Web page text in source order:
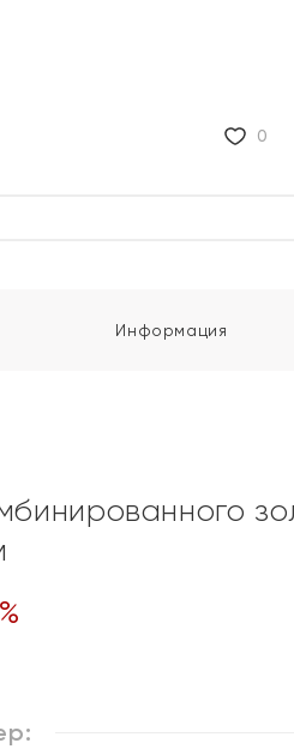
0
Информация
%